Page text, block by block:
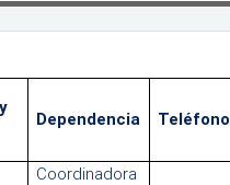
Dependencia
Coordinadora